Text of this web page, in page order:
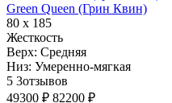
Green Queen (Грин Квин)
80 х 185
Жесткость
Верх: Средняя
Низ: Умеренно-мягкая
5 3отзывов
49300 ₽ 82200 ₽